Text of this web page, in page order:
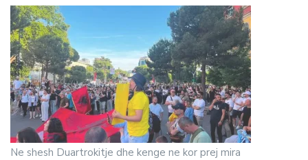
Ne shesh Duartrokitje dhe kenge ne kor prej mira